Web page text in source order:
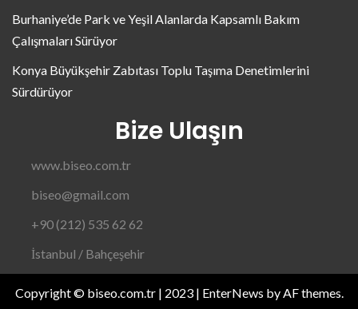
Burhaniye’de Park ve Yeşil Alanlarda Kapsamlı Bakım
Çalışmaları Sürüyor
Konya Büyükşehir Zabıtası Toplu Taşıma Denetimlerini
Sürdürüyor
Bize Ulaşın
www.biseo.com.tr
biseo@gmail.com
+90 (212) 535 62 62
İstanbul / Bahçeşehir
Copyright © biseo.com.tr | 2023 | EnterNews by AF themes.